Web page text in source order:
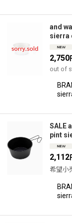
and
sierra
2,750
out of
SALE
pint
2,112
希望小